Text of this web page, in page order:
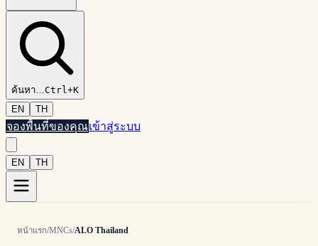
ค้นหา…Ctrl+K
EN
TH
จองพื้นที่ของคุณเข้าสู่ระบบ
EN TH
หน้าแรก/MNCs/ALO Thailand